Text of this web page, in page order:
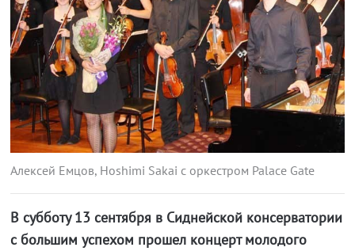
Алексей Емцов, Hoshimi Sakai с оркестром Palace Gate
В субботу 13 сентября в Сиднейской консерватории
с большим успехом прошел концерт молодого